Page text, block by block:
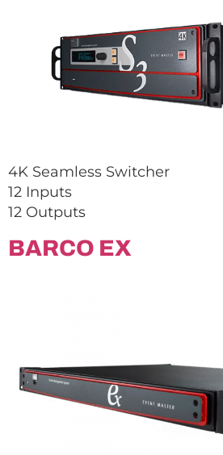
4K Seamless Switcher
12 Inputs
12 Outputs
BARCO EX